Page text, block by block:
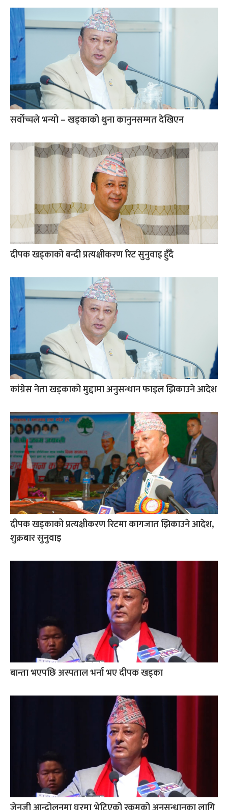
सर्वोच्चले भन्यो – खड्काको थुना कानुनसम्मत देखिएन
दीपक खड्काको बन्दी प्रत्यक्षीकरण रिट सुनुवाइ हुँदै
कांग्रेस नेता खड्काको मुद्दामा अनुसन्धान फाइल झिकाउने आदेश
दीपक खड्काको प्रत्यक्षीकरण रिटमा कागजात झिकाउने आदेश,
शुक्रबार सुनुवाइ
बान्ता भएपछि अस्पताल भर्ना भए दीपक खड्का